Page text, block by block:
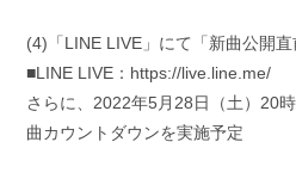
(4)「LINE LIVE」にて「新曲公開
■LINE LIVE：https://live.line.me/
さらに、2022年5月28日（土）20
曲カウントダウンを実施予定